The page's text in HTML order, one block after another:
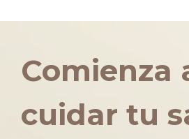
Comienza
cuidar tu